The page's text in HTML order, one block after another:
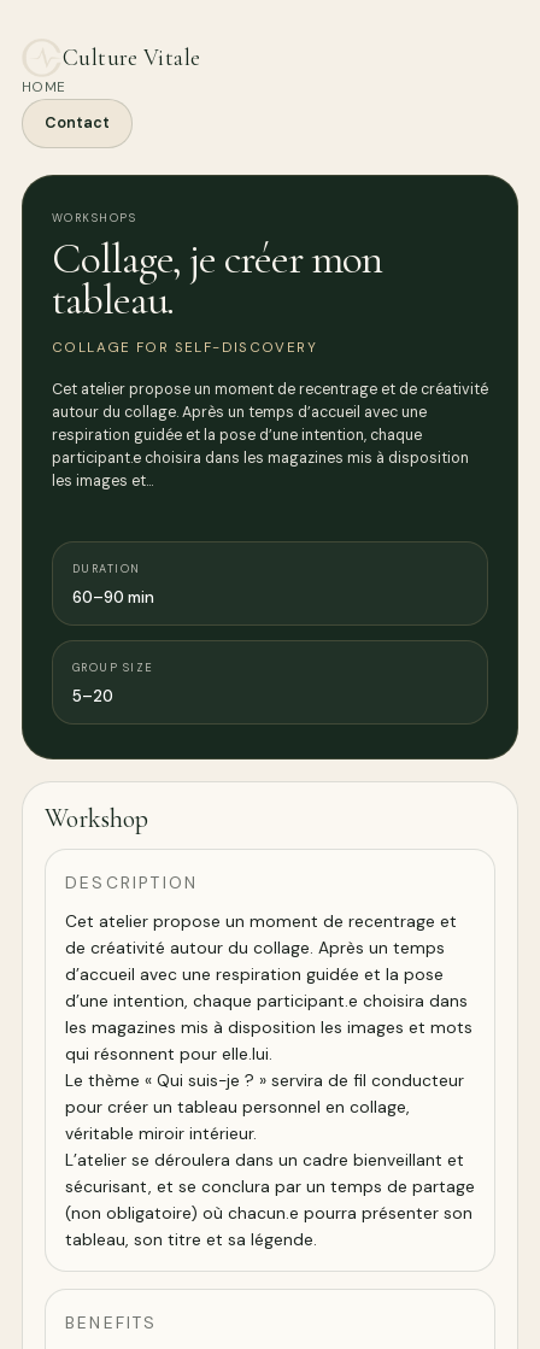
Culture Vitale
HOME
Contact
WORKSHOPS
Collage, je créer mon
tableau.
COLLAGE FOR SELF-DISCOVERY
Cet atelier propose un moment de recentrage et de créativité
autour du collage. Après un temps d’accueil avec une
respiration guidée et la pose d’une intention, chaque
participant.e choisira dans les magazines mis à disposition
les images et…
DURATION
60–90 min
GROUP SIZE
5–20
Workshop
DESCRIPTION
Cet atelier propose un moment de recentrage et
de créativité autour du collage. Après un temps
d’accueil avec une respiration guidée et la pose
d’une intention, chaque participant.e choisira dans
les magazines mis à disposition les images et mots
qui résonnent pour elle.lui.
Le thème « Qui suis-je ? » servira de fil conducteur
pour créer un tableau personnel en collage,
véritable miroir intérieur.
L’atelier se déroulera dans un cadre bienveillant et
sécurisant, et se conclura par un temps de partage
(non obligatoire) où chacun.e pourra présenter son
tableau, son titre et sa légende.
BENEFITS